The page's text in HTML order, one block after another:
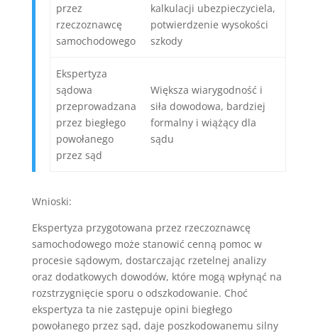
przez
rzeczoznawcę
samochodowego
kalkulacji ubezpieczyciela,
potwierdzenie wysokości
szkody
Ekspertyza
sądowa
przeprowadzana
przez biegłego
powołanego
przez sąd
Większa wiarygodność i
siła dowodowa, bardziej
formalny i wiążący dla
sądu
Wnioski:
Ekspertyza przygotowana przez rzeczoznawcę
samochodowego może stanowić cenną pomoc w
procesie sądowym, dostarczając rzetelnej analizy
oraz dodatkowych dowodów, które mogą wpłynąć na
rozstrzygnięcie sporu o odszkodowanie. Choć
ekspertyza ta nie zastępuje opini biegłego
powołanego przez sąd, daje poszkodowanemu silny